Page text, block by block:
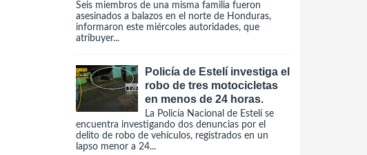
Seis miembros de una misma familia fueron
asesinados a balazos en el norte de Honduras,
informaron este miércoles autoridades, que
atribuyer...
Policía de Estelí investiga el
robo de tres motocicletas
en menos de 24 horas.
La Policía Nacional de Estelí se
encuentra investigando dos denuncias por el
delito de robo de vehículos, registrados en un
lapso menor a 24...